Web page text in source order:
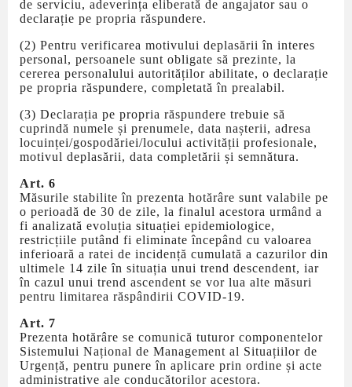
de serviciu, adeverința eliberată de angajator sau o
declarație pe propria răspundere.
(2) Pentru verificarea motivului deplasării în interes
personal, persoanele sunt obligate să prezinte, la
cererea personalului autorităților abilitate, o declarație
pe propria răspundere, completată în prealabil.
(3) Declarația pe propria răspundere trebuie să
cuprindă numele și prenumele, data nașterii, adresa
locuinței/gospodăriei/locului activității profesionale,
motivul deplasării, data completării și semnătura.
Art. 6
Măsurile stabilite în prezenta hotărâre sunt valabile pe
o perioadă de 30 de zile, la finalul acestora urmând a
fi analizată evoluția situației epidemiologice,
restricțiile putând fi eliminate începând cu valoarea
inferioară a ratei de incidență cumulată a cazurilor din
ultimele 14 zile în situația unui trend descendent, iar
în cazul unui trend ascendent se vor lua alte măsuri
pentru limitarea răspândirii COVID-19.
Art. 7
Prezenta hotărâre se comunică tuturor componentelor
Sistemului Național de Management al Situațiilor de
Urgență, pentru punere în aplicare prin ordine și acte
administrative ale conducătorilor acestora.